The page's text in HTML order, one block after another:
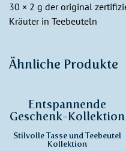
30 × 2 g der original
Kräuter in Teebeuteln
Ähnliche Produkte
Entspannende
Geschenk-Kollektion
Stilvolle Tasse und Teebeutel
Kollektion